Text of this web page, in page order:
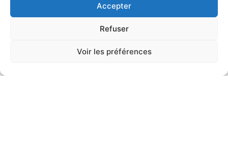
Accepter
Refuser
Voir les préférences